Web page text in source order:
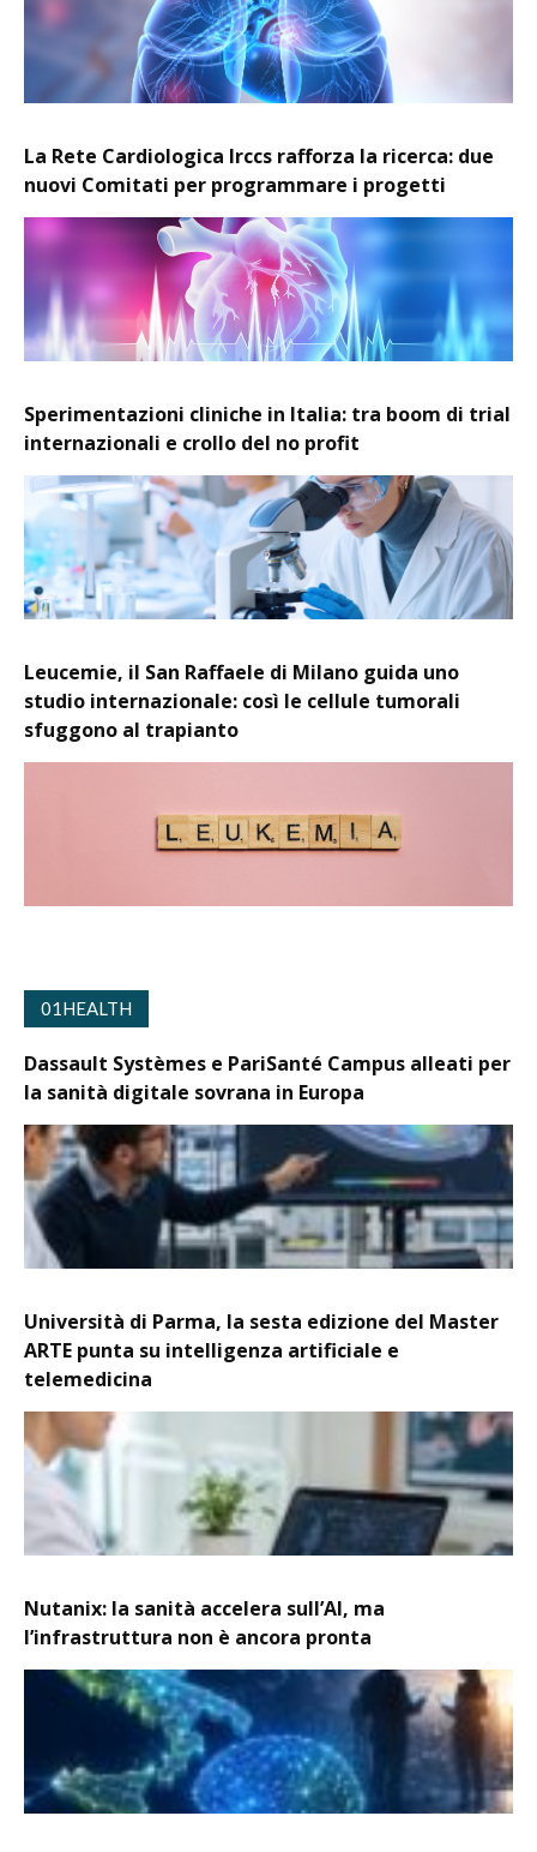
La Rete Cardiologica Irccs rafforza la ricerca: due
nuovi Comitati per programmare i progetti
Sperimentazioni cliniche in Italia: tra boom di trial
internazionali e crollo del no profit
Leucemie, il San Raffaele di Milano guida uno
studio internazionale: così le cellule tumorali
sfuggono al trapianto
01HEALTH
Dassault Systèmes e PariSanté Campus alleati per
la sanità digitale sovrana in Europa
Università di Parma, la sesta edizione del Master
ARTE punta su intelligenza artificiale e
telemedicina
Nutanix: la sanità accelera sull’AI, ma
l’infrastruttura non è ancora pronta